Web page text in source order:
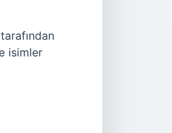
isimler